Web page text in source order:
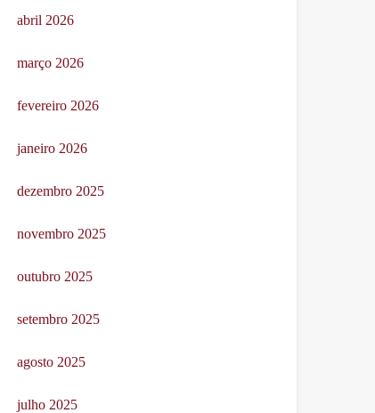
abril 2026
março 2026
fevereiro 2026
janeiro 2026
dezembro 2025
novembro 2025
outubro 2025
setembro 2025
agosto 2025
julho 2025